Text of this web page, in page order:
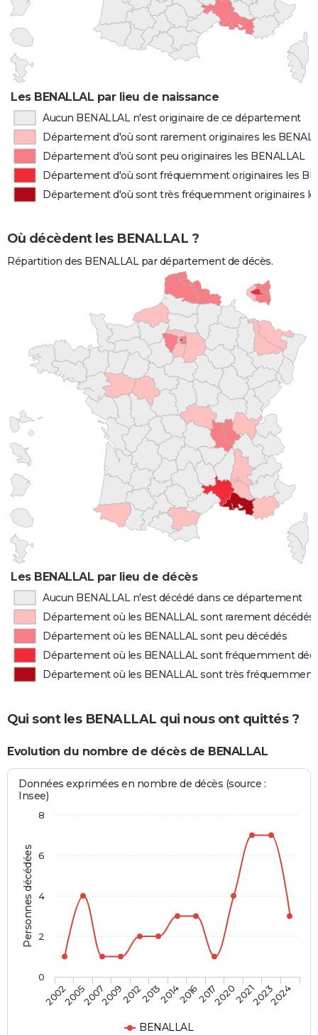
Les BENALLAL par lieu de naissance
Aucun BENALLAL n'est originaire de ce département
Département d'où sont rarement originaires les
Département d'où sont peu originaires les BENALLAL
Département d'où sont fréquemment originaires les
Département d'où sont très fréquemment originaires
Où décèdent les BENALLAL ?
Répartition des BENALLAL par département de décès.
Les BENALLAL par lieu de décès
Aucun BENALLAL n'est décédé dans ce département
Département où les BENALLAL sont rarement décédés
Département où les BENALLAL sont peu décédés
Département où les BENALLAL sont fréquemment
Département où les BENALLAL sont très fréquemment
Qui sont les BENALLAL qui nous ont quittés ?
Evolution du nombre de décès de BENALLAL
Personnes décédées
Données exprimées en nombre de décès (source :
Insee)
BENALLAL
2002200520072009201220132014201620172020202120232024
0
2
4
6
8